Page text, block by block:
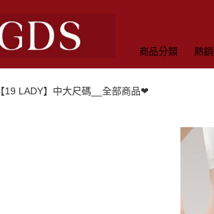
商品分類 熱
【19 LADY】中大尺碼__全部商品❤